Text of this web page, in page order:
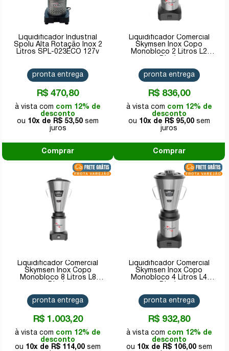
Liquidificador Industrial
Spolu Alta Rotação Inox 2
Litros SPL-023ECO 127v
R$ 470,80
com 12% de
desconto
10x de
R$ 53,50
pronta entrega
Comprar
Liquidificador Comercial
Skymsen Inox Copo
Monobloco 2 Litros L2
R$ 836,00
com 12% de
desconto
10x de
R$ 95,00
pronta entrega
Comprar
Liquidificador Comercial
Skymsen Inox Copo
Monobloco 8 Litros L8
R$ 1.003,20
com 12% de
desconto
10x de
R$ 114,00
pronta entrega
Liquidificador Comercial
Skymsen Inox Copo
Monobloco 4 Litros L4
R$ 932,80
com 12% de
desconto
10x de
R$ 106,00
pronta entrega